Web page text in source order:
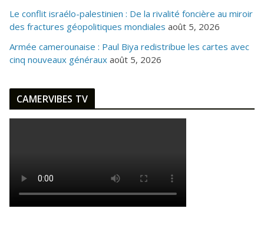
Le conflit israélo-palestinien : De la rivalité foncière au miroir
des fractures géopolitiques mondiales août 5, 2026
Armée camerounaise : Paul Biya redistribue les cartes avec
cinq nouveaux généraux août 5, 2026
CAMERVIBES TV